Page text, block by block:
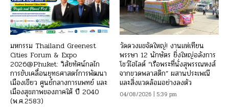
มหกรรม Thailand Greenest
Cities Forum & Expo
2026@Phuket: วิสัยทัศน์กลไก
การขับเคลื่อนยุทธศาสตร์การพัฒนา
เมืองเขียว ศูนย์กลางการแพทย์ และ
เมืองสุขภาพของภาคใต้ ปี 2040
(พ.ศ.2583)
วัดดวงแขจัดใหญ่! งานแห่เทียน
พรรษา 12 นักษัตร ยิ่งใหญ่อลังการ
โชว์ไฮไลต์ “เรือพระที่นั่งสุพรรณหงส์
จากขวดพลาสติก” ผสานประเพณี
และสิ่งแวดล้อมอย่างลงตัว
04/08/2026 | 5:39 pm